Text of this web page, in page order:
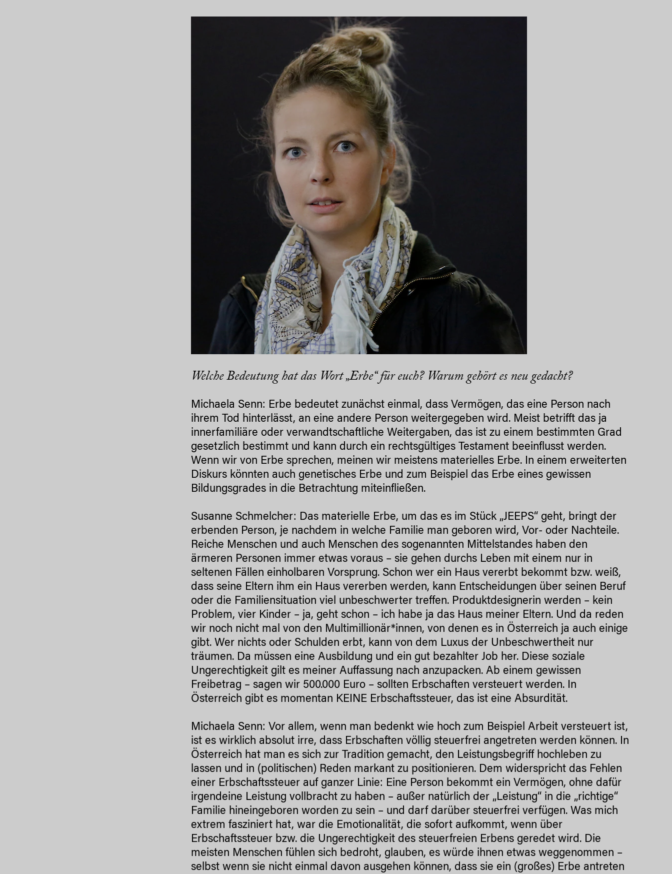
Welche Bedeutung hat das Wort „Erbe“ für euch? Warum gehört es neu gedacht?
Michaela Senn: Erbe bedeutet zunächst einmal, dass Vermögen, das eine Person nach
ihrem Tod hinterlässt, an eine andere Person weitergegeben wird. Meist betrifft das ja
innerfamiliäre oder verwandtschaftliche Weitergaben, das ist zu einem bestimmten Grad
gesetzlich bestimmt und kann durch ein rechtsgültiges Testament beeinflusst werden.
Wenn wir von Erbe sprechen, meinen wir meistens materielles Erbe. In einem erweiterten
Diskurs könnten auch genetisches Erbe und zum Beispiel das Erbe eines gewissen
Bildungsgrades in die Betrachtung miteinfließen.
Susanne Schmelcher: Das materielle Erbe, um das es im Stück „JEEPS“ geht, bringt der
erbenden Person, je nachdem in welche Familie man geboren wird, Vor- oder Nachteile.
Reiche Menschen und auch Menschen des sogenannten Mittelstandes haben den
ärmeren Personen immer etwas voraus – sie gehen durchs Leben mit einem nur in
seltenen Fällen einholbaren Vorsprung. Schon wer ein Haus vererbt bekommt bzw. weiß,
dass seine Eltern ihm ein Haus vererben werden, kann Entscheidungen über seinen Beruf
oder die Familiensituation viel unbeschwerter treffen. Produktdesignerin werden – kein
Problem, vier Kinder – ja, geht schon – ich habe ja das Haus meiner Eltern. Und da reden
wir noch nicht mal von den Multimillionär*innen, von denen es in Österreich ja auch einige
gibt. Wer nichts oder Schulden erbt, kann von dem Luxus der Unbeschwertheit nur
träumen. Da müssen eine Ausbildung und ein gut bezahlter Job her. Diese soziale
Ungerechtigkeit gilt es meiner Auffassung nach anzupacken. Ab einem gewissen
Freibetrag – sagen wir 500.000 Euro – sollten Erbschaften versteuert werden. In
Österreich gibt es momentan KEINE Erbschaftssteuer, das ist eine Absurdität.
Michaela Senn: Vor allem, wenn man bedenkt wie hoch zum Beispiel Arbeit versteuert ist,
ist es wirklich absolut irre, dass Erbschaften völlig steuerfrei angetreten werden können. In
Österreich hat man es sich zur Tradition gemacht, den Leistungsbegriff hochleben zu
lassen und in (politischen) Reden markant zu positionieren. Dem widerspricht das Fehlen
einer Erbschaftssteuer auf ganzer Linie: Eine Person bekommt ein Vermögen, ohne dafür
irgendeine Leistung vollbracht zu haben – außer natürlich der „Leistung“ in die „richtige“
Familie hineingeboren worden zu sein – und darf darüber steuerfrei verfügen. Was mich
extrem fasziniert hat, war die Emotionalität, die sofort aufkommt, wenn über
Erbschaftssteuer bzw. die Ungerechtigkeit des steuerfreien Erbens geredet wird. Die
meisten Menschen fühlen sich bedroht, glauben, es würde ihnen etwas weggenommen –
selbst wenn sie nicht einmal davon ausgehen können, dass sie ein (großes) Erbe antreten